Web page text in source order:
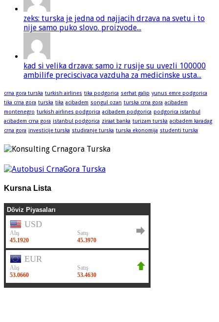
zeks: turska je jedna od najjacih drzava na svetu i to
nije samo puko slovo. proizvode...
kad si velika drzava: samo iz rusije su uvezli 100000
ambilife preciscivaca vazduha za medicinske usta...
crna gora turska turkish airlines tika podgorica serhat galip yunus emre podgorica
tika crna gora turska tika acibadem songul ozan turska crna gora acibadem
montenegro turkish airlines podgorica acibadem podgorica podgorica istanbul
acibadem crna gora istanbul podgorica ziraat banka turizam turska acibadem karadag
crna gora investicije turska studiranje turska turska ekonomija studenti turska
Kursna Lista